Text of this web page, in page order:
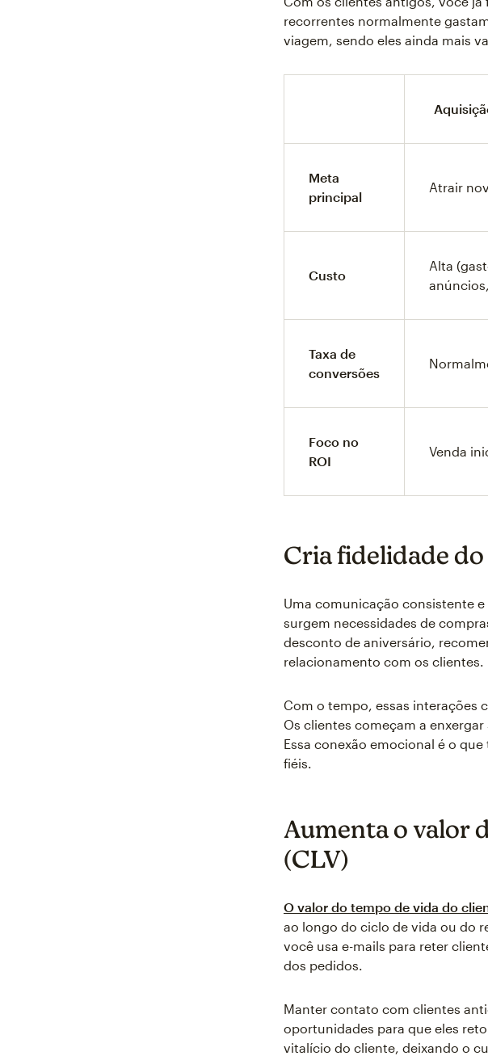
recorrentes normalmente
viagem, sendo eles ainda mais
Meta
principal
Atrair
Custo
Alta
Taxa de
conversões
Foco no
ROI
Venda
Cria fidelidade
Uma comunicação consistente
surgem necessidades de
desconto de aniversário,
relacionamento com os clientes.
Com o tempo, essas interações
Os clientes começam a
Essa conexão emocional é o
fiéis.
Aumenta o valor
(CLV)
O valor do tempo de vida do
ao longo do ciclo de vida ou do
você usa e-mails para reter
dos pedidos.
Manter contato com clientes
oportunidades para que eles
vitalício do cliente, deixando o